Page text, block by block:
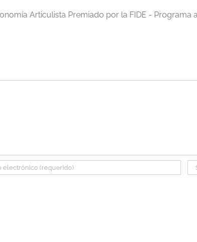
Articulista Premiado por la FIDE - Programa